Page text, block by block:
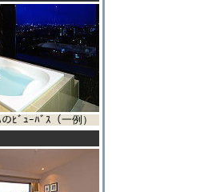
ﾋﾞｭｰﾊﾞｽ（一例）